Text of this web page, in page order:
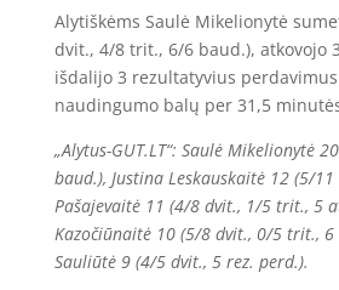
Alytiškėms Saulė Mikelionytė
dvit., 4/8 trit., 6/6 baud.), atkovojo
išdalijo 3 rezultatyvius
naudingumo balų per 31,5
„Alytus-GUT.LT“: Saulė Mikelionytė
baud.), Justina Leskauskaitė 12 (5/
Pašajevaitė 11 (4/8 dvit., 1/5 trit., 5
Kazočiūnaitė 10 (5/8 dvit., 0/5 trit.,
Sauliūtė 9 (4/5 dvit., 5 rez. perd.).